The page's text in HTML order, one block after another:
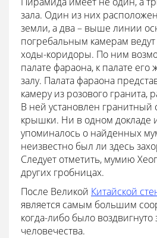
зала. Один из них
земли, а два – выше линии
погребальным камерам
ходы-коридоры. По ним
палате фараона, к палате
залу. Палата фараона
камеру из розового гранита,
В ней установлен гранитный
крышки. Ни в одном докладе
упоминалось о найденных
неизвестно был ли здесь
Следует отметить, мумию
других гробницах.
После Великой Китайской
является самым большим
когда-либо было
человечества.